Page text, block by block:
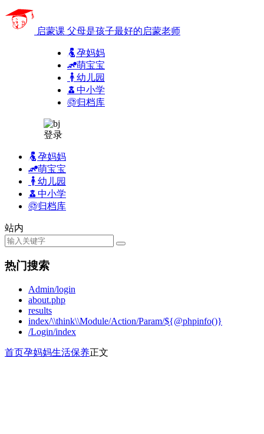
启蒙课 父母是孩子最好的启蒙老师
孕妈妈
萌宝宝
幼儿园
中小学
归档库
登录
孕妈妈
萌宝宝
幼儿园
中小学
归档库
站内
热门搜索
Admin/login
about.php
results
index/\\think\\Module/Action/Param/${@phpinfo()}
/Login/index
首页孕妈妈生活保养正文